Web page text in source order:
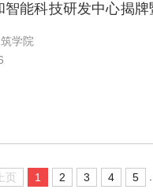
能科技研发中心揭
学院
上页 1 2 3 4 5